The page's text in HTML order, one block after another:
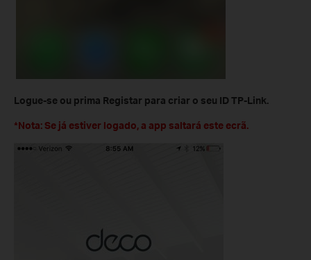
Logue-se ou prima Registar para criar o seu ID TP-Link.
*Nota: Se já estiver logado, a app saltará este ecrã.